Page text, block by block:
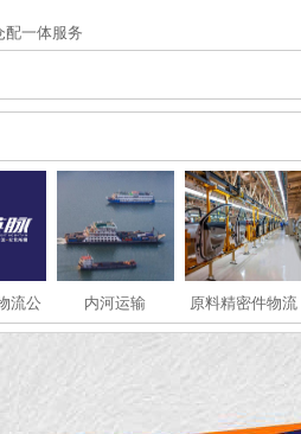
配一体服务
流公
内河运输 原料精密件物流